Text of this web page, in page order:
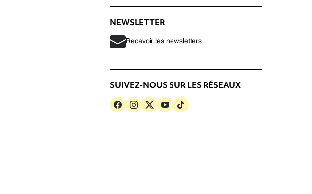
NEWSLETTER
Recevoir les newsletters
SUIVEZ-NOUS SUR LES RÉSEAUX